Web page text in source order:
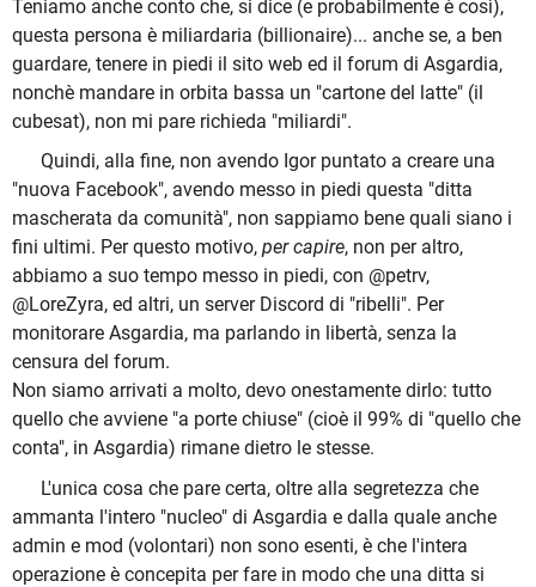
Teniamo anche conto che, si dice (e probabilmente è così),
questa persona è miliardaria (billionaire)... anche se, a ben
guardare, tenere in piedi il sito web ed il forum di Asgardia,
nonchè mandare in orbita bassa un "cartone del latte" (il
cubesat), non mi pare richieda "miliardi".
Quindi, alla fine, non avendo Igor puntato a creare una
"nuova Facebook", avendo messo in piedi questa "ditta
mascherata da comunità", non sappiamo bene quali siano i
fini ultimi. Per questo motivo, per capire, non per altro,
abbiamo a suo tempo messo in piedi, con @petrv,
@LoreZyra, ed altri, un server Discord di "ribelli". Per
monitorare Asgardia, ma parlando in libertà, senza la
censura del forum.
Non siamo arrivati a molto, devo onestamente dirlo: tutto
quello che avviene "a porte chiuse" (cioè il 99% di "quello che
conta", in Asgardia) rimane dietro le stesse.
L'unica cosa che pare certa, oltre alla segretezza che
ammanta l'intero "nucleo" di Asgardia e dalla quale anche
admin e mod (volontari) non sono esenti, è che l'intera
operazione è concepita per fare in modo che una ditta si